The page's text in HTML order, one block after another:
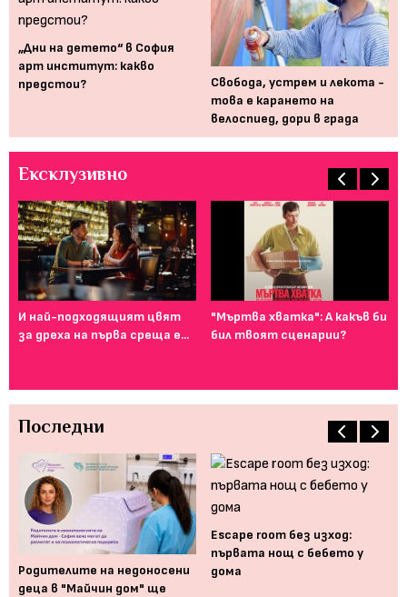
„Дни на детето“ в София
арт институт: какво
предстои?
Свобода, устрем и лекота -
това е карането на
велоспиед, дори в града
Ексклузивно
И най-подходящият цвят
за дреха на първа среща е...
"Мъртва хватка": А какъв би
бил твоят сценарии?
Последни
Родителите на недоносени
деца в "Майчин дом" ще
Еscape room без изход:
първата нощ с бебето у
дома